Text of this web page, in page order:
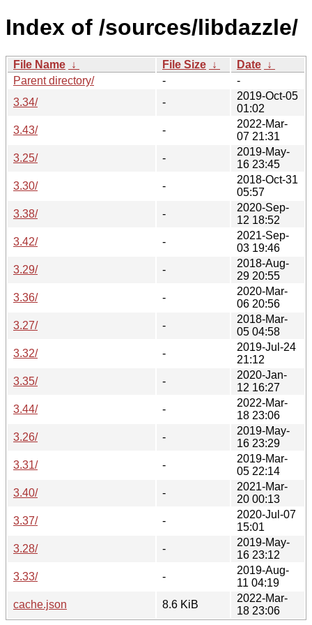
Index of /sources/libdazzle/
File Name ↓ File Size ↓ Date ↓
Parent directory/
-
-
3.34/
-
2019-Oct-05
01:02
3.43/
-
2022-Mar-
07 21:31
3.25/
-
2019-May-
16 23:45
3.30/
-
2018-Oct-31
05:57
3.38/
-
2020-Sep-
12 18:52
3.42/
-
2021-Sep-
03 19:46
3.29/
-
2018-Aug-
29 20:55
3.36/
-
2020-Mar-
06 20:56
3.27/
-
2018-Mar-
05 04:58
3.32/
-
2019-Jul-24
21:12
3.35/
-
2020-Jan-
12 16:27
3.44/
-
2022-Mar-
18 23:06
3.26/
-
2019-May-
16 23:29
3.31/
-
2019-Mar-
05 22:14
3.40/
-
2021-Mar-
20 00:13
3.37/
-
2020-Jul-07
15:01
3.28/
-
2019-May-
16 23:12
3.33/
-
2019-Aug-
11 04:19
cache.json
8.6 KiB
2022-Mar-
18 23:06